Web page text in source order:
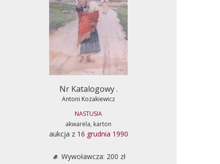
Nr Katalogowy .
Antoni Kozakiewicz
NASTUSIA
akwarela, karton
aukcja z 16 grudnia 1990
Wywoławcza: 200 zł